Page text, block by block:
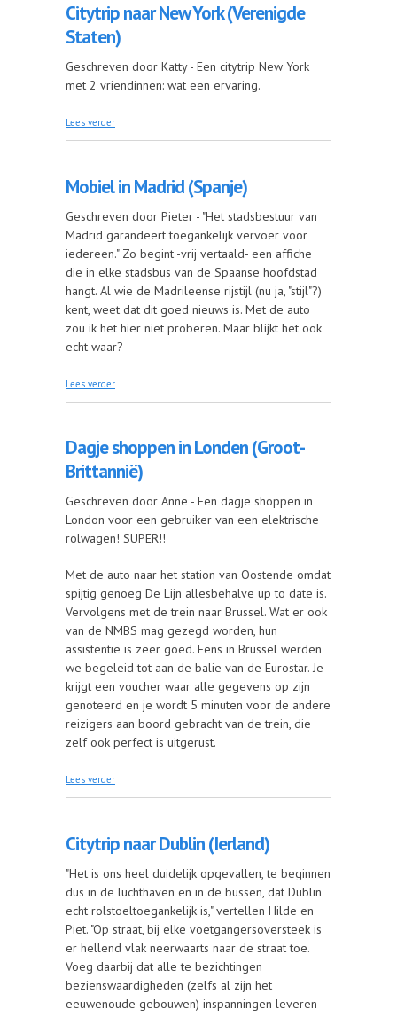
Citytrip naar New York (Verenigde
Staten)
Geschreven door Katty - Een citytrip New York
met 2 vriendinnen: wat een ervaring.
Lees verder
Mobiel in Madrid (Spanje)
Geschreven door Pieter - "Het stadsbestuur van
Madrid garandeert toegankelijk vervoer voor
iedereen." Zo begint -vrij vertaald- een affiche
die in elke stadsbus van de Spaanse hoofdstad
hangt. Al wie de Madrileense rijstijl (nu ja, "stijl"?)
kent, weet dat dit goed nieuws is. Met de auto
zou ik het hier niet proberen. Maar blijkt het ook
echt waar?
Lees verder
Dagje shoppen in Londen (Groot-
Brittannië)
Geschreven door Anne - Een dagje shoppen in
London voor een gebruiker van een elektrische
rolwagen! SUPER!!
Met de auto naar het station van Oostende omdat
spijtig genoeg De Lijn allesbehalve up to date is.
Vervolgens met de trein naar Brussel. Wat er ook
van de NMBS mag gezegd worden, hun
assistentie is zeer goed. Eens in Brussel werden
we begeleid tot aan de balie van de Eurostar. Je
krijgt een voucher waar alle gegevens op zijn
genoteerd en je wordt 5 minuten voor de andere
reizigers aan boord gebracht van de trein, die
zelf ook perfect is uitgerust.
Lees verder
Citytrip naar Dublin (Ierland)
"Het is ons heel duidelijk opgevallen, te beginnen
dus in de luchthaven en in de bussen, dat Dublin
echt rolstoeltoegankelijk is," vertellen Hilde en
Piet. "Op straat, bij elke voetgangersoversteek is
er hellend vlak neerwaarts naar de straat toe.
Voeg daarbij dat alle te bezichtingen
bezienswaardigheden (zelfs al zijn het
eeuwenoude gebouwen) inspanningen leveren